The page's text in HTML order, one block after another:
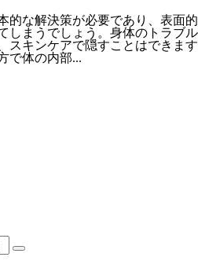
的な解決策が必要であり、表面的
しまうでしょう。身体のトラブル
スキンケアで隠すことはできます
で体の内部...